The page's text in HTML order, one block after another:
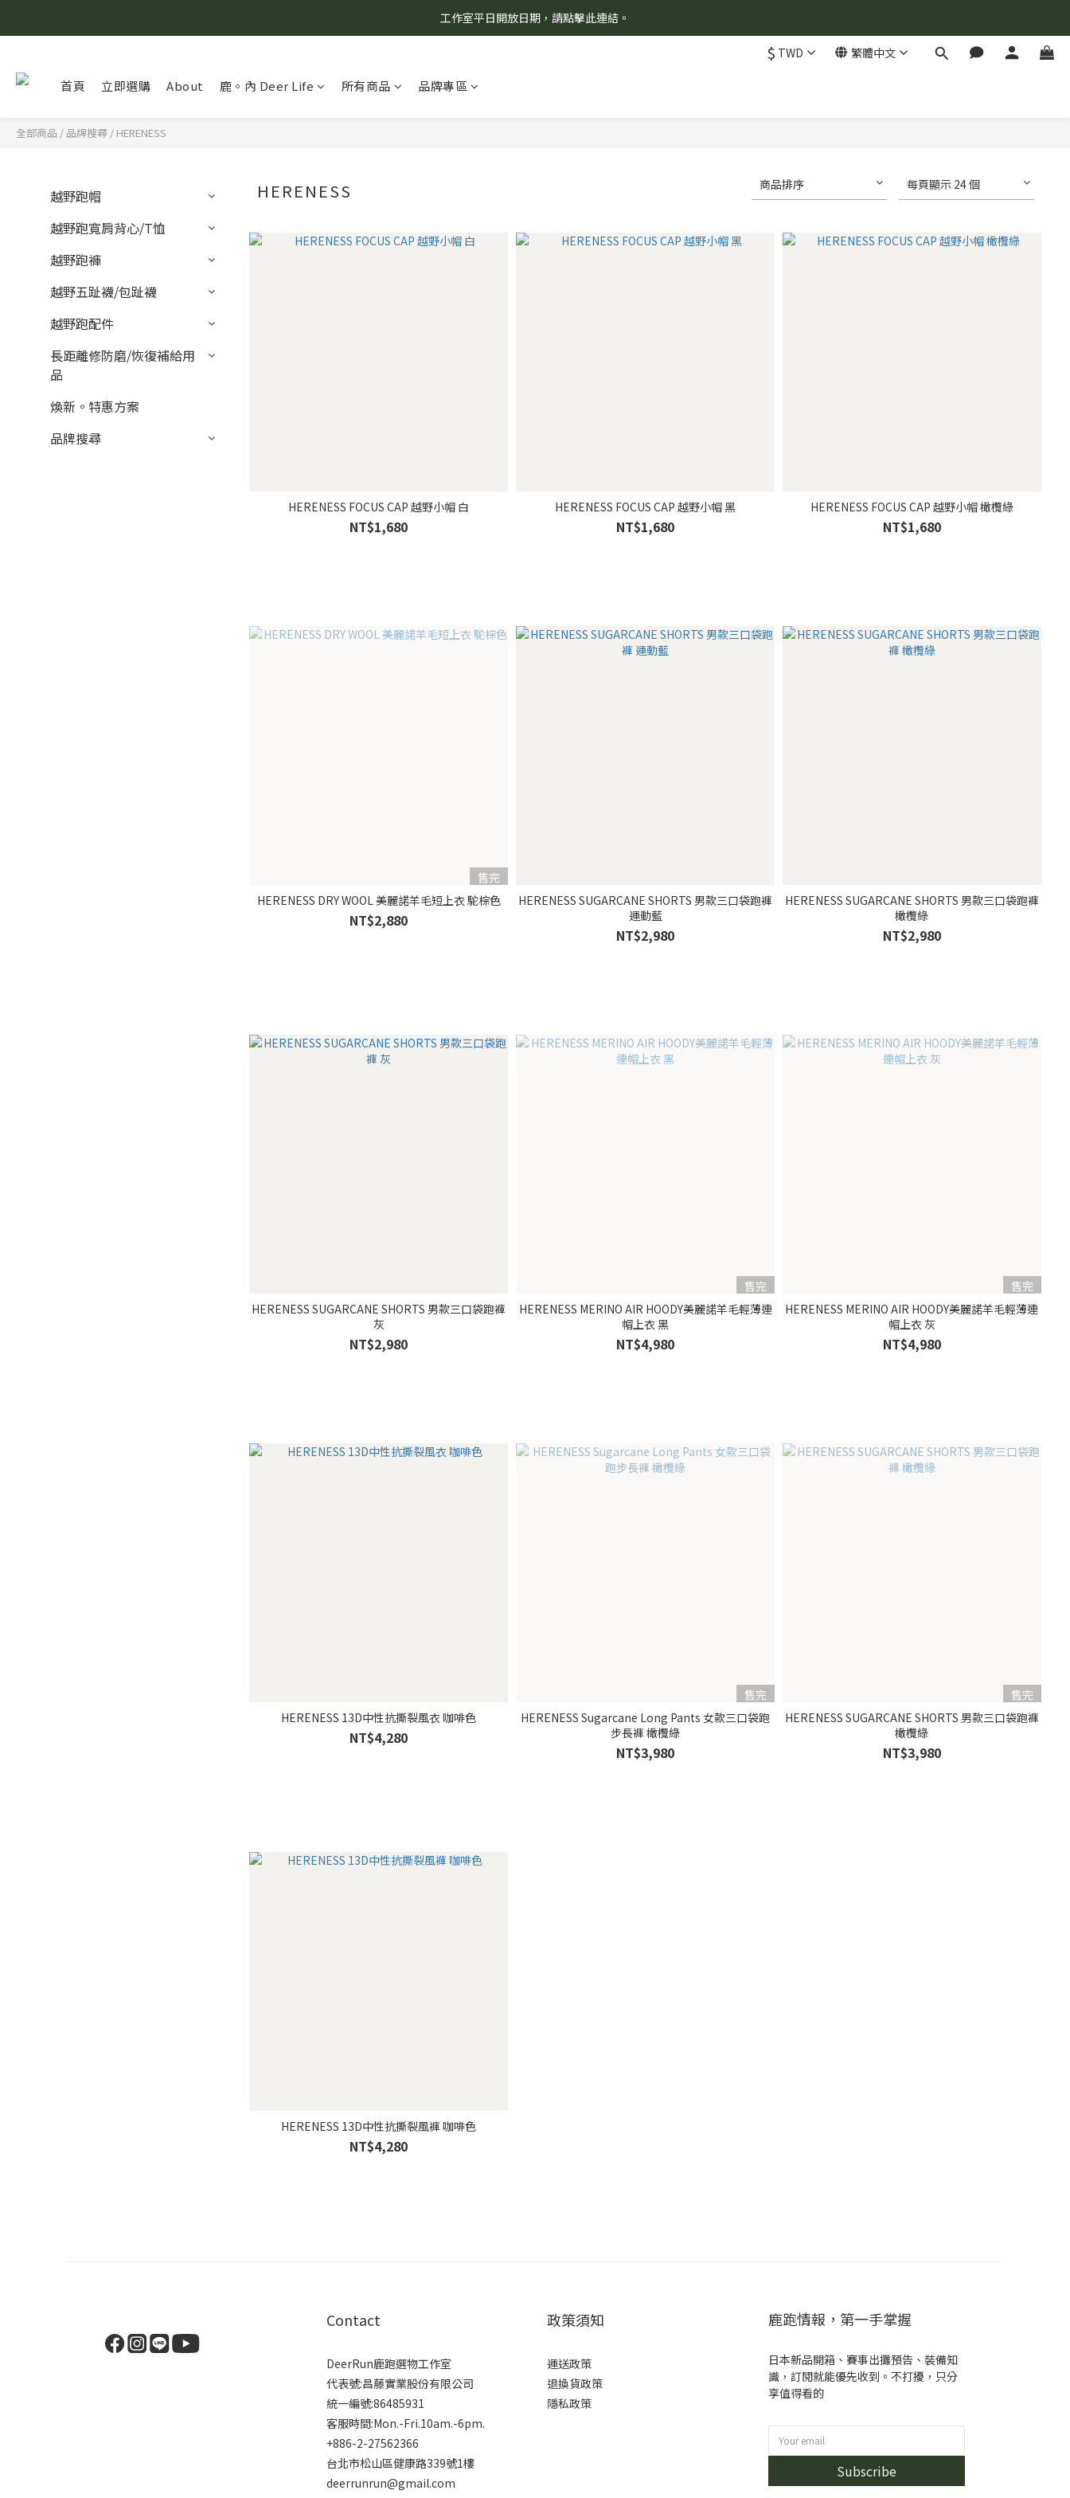
8/7 當天暫停開放工作室。請見諒！
工作室平日開放日期，請點擊此連結。
8/7 當天暫停開放工作室。請見諒！
$ TWD 繁體中文
首頁 立即選購 About 鹿。內 Deer Life 所有商品 品牌專區
全部商品 / 品牌搜尋 / HERENESS
越野跑帽
越野跑寬肩背心/T恤
越野跑褲
越野五趾襪/包趾襪
越野跑配件
長距離修防磨/恢復補給用
品
煥新。特惠方案
品牌搜尋
HERENESS 商品排序 每頁顯示 24 個
HERENESS FOCUS CAP 越野小帽 白
NT$1,680
HERENESS FOCUS CAP 越野小帽 黑
NT$1,680
HERENESS FOCUS CAP 越野小帽 橄欖綠
NT$1,680
售完
HERENESS DRY WOOL 美麗諾羊毛短上衣 駝棕色
NT$2,880
HERENESS SUGARCANE SHORTS 男款三口袋跑褲
運動藍
NT$2,980
HERENESS SUGARCANE SHORTS 男款三口袋跑褲
橄欖綠
NT$2,980
HERENESS SUGARCANE SHORTS 男款三口袋跑褲
灰
NT$2,980
售完
HERENESS MERINO AIR HOODY美麗諾羊毛輕薄連
帽上衣 黑
NT$4,980
售完
HERENESS MERINO AIR HOODY美麗諾羊毛輕薄連
帽上衣 灰
NT$4,980
HERENESS 13D中性抗撕裂風衣 咖啡色
NT$4,280
售完
HERENESS Sugarcane Long Pants 女款三口袋跑
步長褲 橄欖綠
NT$3,980
售完
HERENESS SUGARCANE SHORTS 男款三口袋跑褲
橄欖綠
NT$3,980
HERENESS 13D中性抗撕裂風褲 咖啡色
NT$4,280
Contact
DeerRun鹿跑選物工作室
代表號:昌藤實業股份有限公司
統一編號:86485931
客服時間:Mon.-Fri.10am.-6pm.
+886-2-27562366
台北市松山區健康路339號1樓
deerrunrun@gmail.com
政策須知
運送政策
退換貨政策
隱私政策
鹿跑情報，第一手掌握
日本新品開箱、賽事出攤預告、裝備知
識，訂閱就能優先收到。不打擾，只分
享值得看的
Subscribe